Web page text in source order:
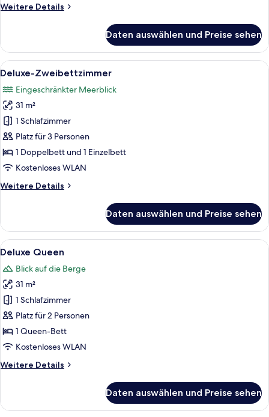
Weitere Details
Weitere
Zweibettzimmer
Daten auswählen und Preise sehen
Alle
Fotos
für
Deluxe-
Zweibettzimmer
anzeigen
Zimmersafe,
22
Deluxe-Zweibettzimmer
Eingeschränkter Meerblick
31 m²
1 Schlafzimmer
Platz für 3 Personen
1 Doppelbett und 1 Einzelbett
Kostenloses WLAN
Weitere Details
Weitere
Zweibettzimmer
Daten auswählen und Preise sehen
Alle
Fotos
für
Deluxe
Queen
anzeigen
Ein modernes Hotelzimmer mit
25
Deluxe Queen
Blick auf die Berge
31 m²
1 Schlafzimmer
Platz für 2 Personen
1 Queen-Bett
Kostenloses WLAN
Weitere Details
Weitere
Queen
Daten auswählen und Preise sehen